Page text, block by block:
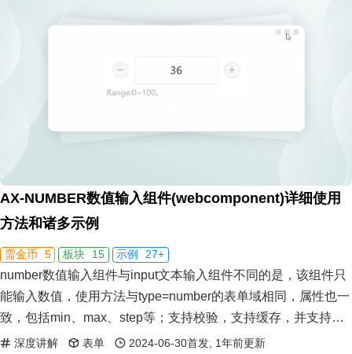
AX-NUMBER数值输入组件(webcomponent)详细使用
方法和诸多示例
需金币 5 板块 15 示例 27+
number数值输入组件与input文本输入组件不同的是，该组件只
能输入数值，使用方法与type=number的表单域相同，属性也一
致，包括min、max、step等；支持校验，支持缓存，并支持基
本的操作方法包括reset、set、clear等。
深度讲解 表单 2024-06-30首发, 1年前更新